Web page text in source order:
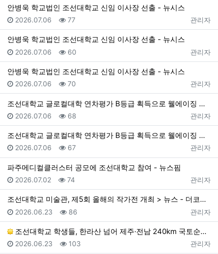
안병욱 학교법인 조선대학교 신임 이사장 선출 - 뉴시스
등록자
관리자
등록일
2026.07.06 조회
77
안병욱 학교법인 조선대학교 신임 이사장 선출 - 뉴시스
등록자
관리자
등록일
2026.07.06 조회
60
안병욱 학교법인 조선대학교 신임 이사장 선출 - 뉴시스
등록자
관리자
등록일
2026.07.06 조회
70
조선대학교 글로컬대학 연차평가 B등급 획득으로 웰에이징 특성화 기반 마련 > 뉴스 - 더코리아
등록자
관리자
등록일
2026.07.06 조회
68
조선대학교 글로컬대학 연차평가 B등급 획득으로 웰에이징 특성화 기반 마련 > 뉴스 - 더코리아
등록자
관리자
등록일
2026.07.06 조회
67
파주메디컬클러스터 공모에 조선대학교 참여 - 뉴스핌
등록자
관리자
등록일
2026.07.02 조회
74
조선대학교 미술관, 제5회 올해의 작가전 개최 > 뉴스 - 더코리아
등록자
관리자
등록일
2026.06.23 조회
86
조선대학교 학생들, 한라산 넘어 제주·전남 240km 국토순례 대장정 돌입 > 뉴스 - 더코리아
등록자
관리자
등록일
2026.06.23 조회
103